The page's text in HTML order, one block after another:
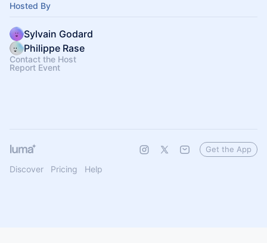
Hosted By
Sylvain Godard
Philippe Rase
Contact the Host
Report Event
Discover Pricing Help
Get the App